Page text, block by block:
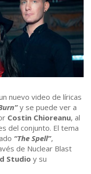
nuevo video de líricas
y se puede ver a
Costin Chioreanu, al
del conjunto. El tema
“The Spell”,
de Nuclear Blast
Studio y su